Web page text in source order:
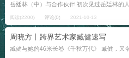
阅读(2200) 评论(0) 2021-10-13
周晓方丨​跨界艺术家臧健速写